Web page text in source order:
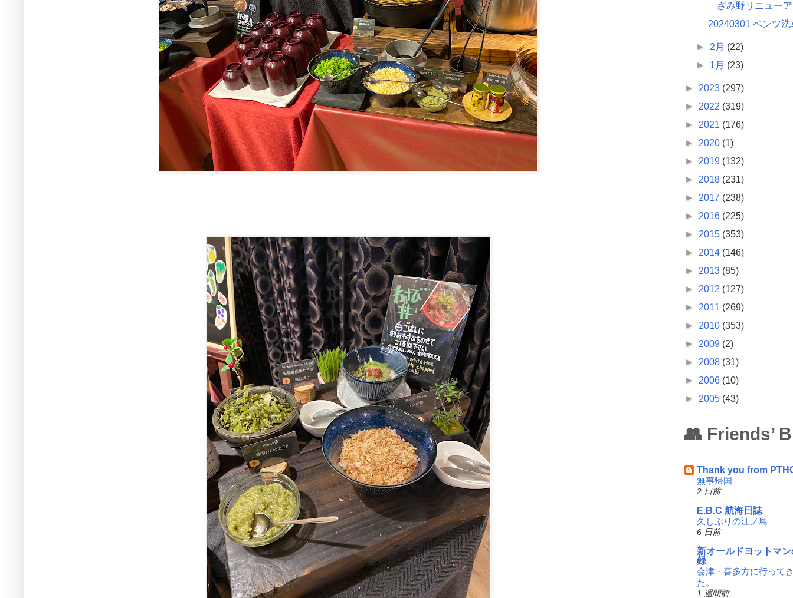
ざみ野リニュー
20240301 ベンツ洗
► 2月 (22)
► 1月 (23)
► 2023 (297)
► 2022 (319)
► 2021 (176)
► 2020 (1)
► 2019 (132)
► 2018 (231)
► 2017 (238)
► 2016 (225)
► 2015 (353)
► 2014 (146)
► 2013 (85)
► 2012 (127)
► 2011 (269)
► 2010 (353)
► 2009 (2)
► 2008 (31)
► 2006 (10)
► 2005 (43)
👥 Friends’
Thank you from
無事帰国
2 日前
E.B.C 航海日誌
久しぶりの江ノ島
6 日前
新オールドヨットマ
録
会津・喜多方に行って
た。
1 週間前